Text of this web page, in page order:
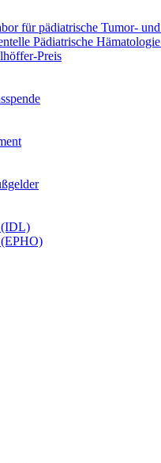
für pädiatrische Tumor-
Pädiatrische
Preis
(IDL)
(EPHO)